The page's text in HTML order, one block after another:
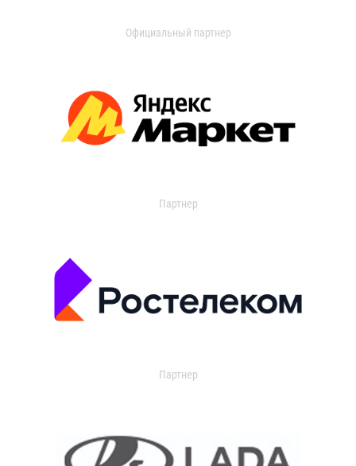
Официальный партнер
Партнер
Партнер